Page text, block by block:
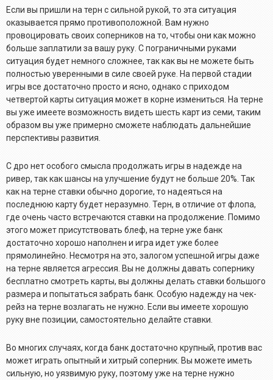
Если вы пришли на терн с сильной рукой, то эта ситуация
оказывается прямо противоположной. Вам нужно
провоцировать своих соперников на то, чтобы они как можно
больше заплатили за вашу руку. С пограничными руками
ситуация будет немного сложнее, так как вы не можете быть
полностью уверенными в силе своей руке. На первой стадии
игры все достаточно просто и ясно, однако с приходом
четвертой карты ситуация может в корне измениться. На терне
вы уже имеете возможность видеть шесть карт из семи, таким
образом вы уже примерно сможете наблюдать дальнейшие
перспективы развития.
С дро нет особого смысла продолжать игры в надежде на
ривер, так как шансы на улучшение будут не больше 20%. Так
как на терне ставки обычно дорогие, то надеяться на
последнюю карту будет неразумно. Терн, в отличие от флопа,
где очень часто встречаются ставки на продолжение. Помимо
этого может присутствовать блеф, на терне уже банк
достаточно хорошо наполнен и игра идет уже более
прямолинейно. Несмотря на это, залогом успешной игры даже
на терне является агрессия. Вы не должны давать сопернику
бесплатно смотреть карты, вы должны делать ставки большого
размера и попытаться забрать банк. Особую надежду на чек-
рейз на терне возлагать не нужно. Если вы имеете хорошую
руку вне позиции, самостоятельно делайте ставки.
Во многих случаях, когда банк достаточно крупный, против вас
может играть опытный и хитрый соперник. Вы можете иметь
сильную, но уязвимую руку, поэтому уже на терне нужно